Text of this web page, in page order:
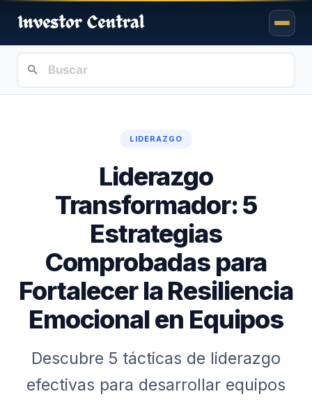
LIDERAZGO
Liderazgo
Transformador: 5
Estrategias
Comprobadas para
Fortalecer la Resiliencia
Emocional en Equipos
Descubre 5 tácticas de liderazgo
efectivas para desarrollar equipos